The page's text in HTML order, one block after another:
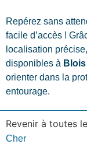
Repérez sans
facile d’accès !
localisation
disponibles à Blois
orienter dans la
entourage.
Revenir à toutes
Cher